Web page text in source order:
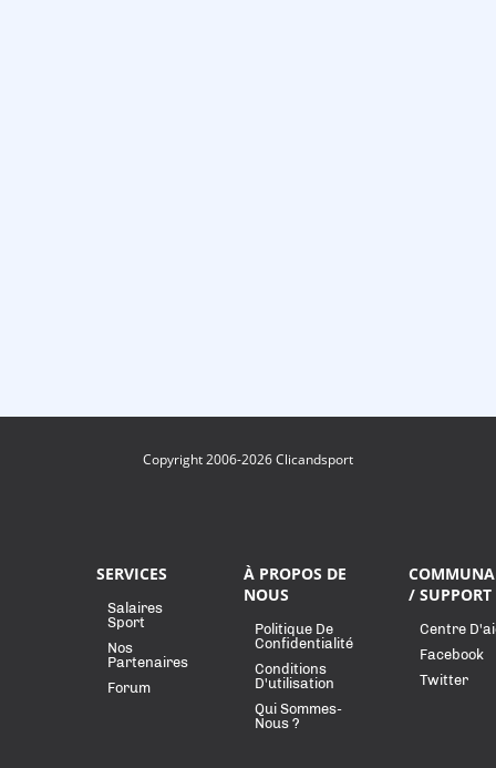
Copyright 2006-2026 Clicandsport
SERVICES
Salaires
Sport
Nos
Partenaires
Forum
À PROPOS DE
NOUS
Politique De
Confidentialité
Conditions
D'utilisation
Qui Sommes-
Nous ?
/ SUPPORT
Centre
Facebook
Twitter